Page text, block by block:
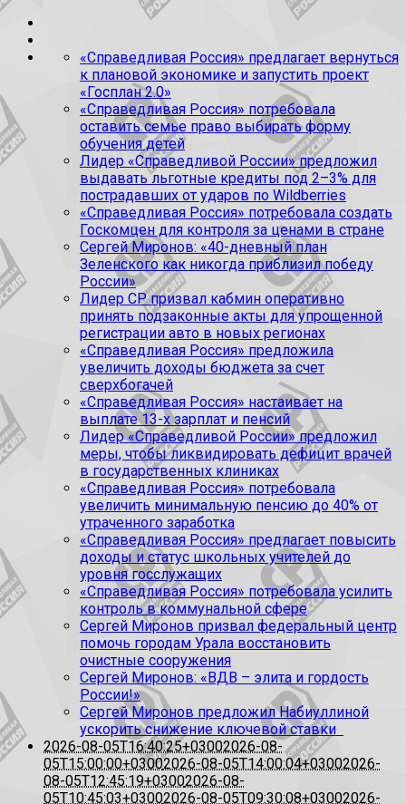
«Справедливая Россия» предлагает вернуться
к плановой экономике и запустить проект
«Госплан 2.0»
«Справедливая Россия» потребовала
оставить семье право выбирать форму
обучения детей
Лидер «Справедливой России» предложил
выдавать льготные кредиты под 2–3% для
пострадавших от ударов по Wildberries
«Справедливая Россия» потребовала создать
Госкомцен для контроля за ценами в стране
Сергей Миронов: «40-дневный план
Зеленского как никогда приблизил победу
России»
Лидер СР призвал кабмин оперативно
принять подзаконные акты для упрощенной
регистрации авто в новых регионах
«Справедливая Россия» предложила
увеличить доходы бюджета за счет
сверхбогачей
«Справедливая Россия» настаивает на
выплате 13-х зарплат и пенсий
Лидер «Справедливой России» предложил
меры, чтобы ликвидировать дефицит врачей
в государственных клиниках
«Справедливая Россия» потребовала
увеличить минимальную пенсию до 40% от
утраченного заработка
«Справедливая Россия» предлагает повысить
доходы и статус школьных учителей до
уровня госслужащих
«Справедливая Россия» потребовала усилить
контроль в коммунальной сфере
Сергей Миронов призвал федеральный центр
помочь городам Урала восстановить
очистные сооружения
Сергей Миронов: «ВДВ – элита и гордость
России!»
Сергей Миронов предложил Набиуллиной
ускорить снижение ключевой ставки
2026-08-05T16:40:25+03002026-08-
05T15:00:00+03002026-08-05T14:00:04+03002026-
08-05T12:45:19+03002026-08-
05T10:45:03+03002026-08-05T09:30:08+03002026-